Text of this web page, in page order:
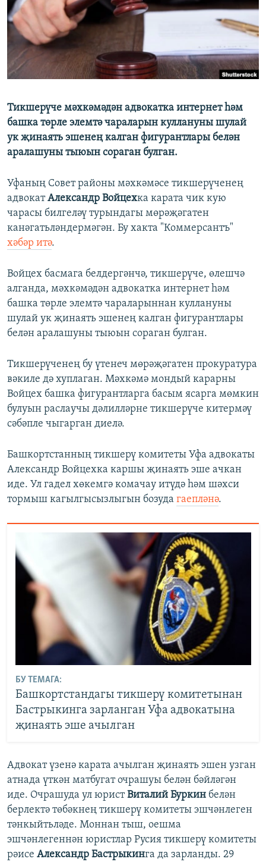
ДИНИ ТОРМЫШ
ПӘРӘВЕЗ
ФӘН-ФӘСМӘТӘН
ӘЙДӘ ONLINE
IDEL.РЕАЛИИ
БЕЗГӘ КУШЫЛЫГЫЗ!
БАШКА ТЕЛЛӘРДӘ
Тикшерүче мәхкәмәдән адвокатка интернет һәм
башка төрле элемтә чараларын куллануны шулай
ук җинаять эшенең калган фигурантлары белән
аралашуны тыюын сораган булган.
Уфаның Совет районы мәхкәмәсе тикшерүченең
адвокатАлександр Войцехка карата чик кую
чарасы билгеләү турындагы мөрәҗәгатен
канәгатьләндермәгән. Бу хакта "Коммерсантъ"
хәбәр итә.
Войцех басмага белдергәнчә, тикшерүче, өлешчә
алганда, мәхкәмәдән адвокатка интернет һәм
башка төрле элемтә чараларыннан куллануны
шулай ук җинаять эшенең калган фигурантлары
белән аралашуны тыюын сораган булган.
Тикшерүченең бу үтенеч мөрәҗәгатен прокуратура
вәкиле дә хуплаган. Мәхкәмә мондый карарны
Войцех башка фигурантларга басым ясарга мөмкин
булуын раслаучы дәлилләрне тикшерүче китермәү
сәбәпле чыгарган диелә.
Башкортстанның тикшерү комитеты Уфа адвокаты
Александр Войцехка каршы җинаять эше ачкан
иде. Ул гадел хөкемгә комачау итүдә һәм шәхси
тормыш кагылгысызлыгын бозуда гаепләнә.
БУ ТЕМАГА:
Башкортстандагы тикшерү комитетынан
Бастрыкинга зарланган Уфа адвокатына
җинаять эше ачылган
Адвокат үзенә карата ачылган җинаять эшен узган
атнада үткән матбугат очрашуы белән бәйләгән
иде. Очрашуда ул юристВиталий Буркин белән
берлектә төбәкнең тикшерү комитеты эшчәнлеген
тәнкыйтьләде. Моннан тыш, оешма
эшчәнлегеннән юристлар Русия тикшерү комитеты
рәисе Александр Бастрыкинга да зарланды. 29